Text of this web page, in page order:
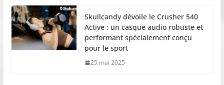
Skullcandy dévoile le Crusher 540
Active : un casque audio robuste et
performant spécialement conçu
pour le sport
25 mai 2025